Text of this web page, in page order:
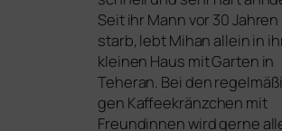
Seit ihr Mann vor 30 Jahren
starb, lebt Mihan allein in
klei­nen Haus mit Garten in
Teheran. Bei den
gen Kaffeekränzchen mit
Freundinnen wird ger­ne